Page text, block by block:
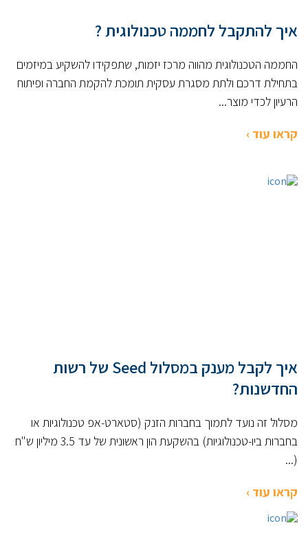
איך להתקבל לחממה טכנולוגית ?
החממה הטכנולוגית מהווה מרכז יזמות, שתפקידו להשקיע במיזמים
בתחילת דרכם ולתת מסגרת עסקית תומכת להקמת החברה ופיתוח
הרעיון לכדי מוצר...
קראו עוד ›
איך לקבל מענק במסלול Seed של רשות
החדשנות?
מסלול זה נועד לתמוך בחברות הזנק (סטארט-אפ טכנולוגיות או
בחברות ביו-טכנולוגיות) בהשקעת הון ראשונית של עד 3.5 מיליון ש"ח
(...
קראו עוד ›